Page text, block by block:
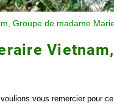
Groupe de madame
vous remercier pour